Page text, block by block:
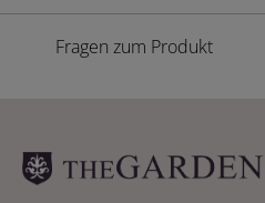
Fragen zum Produkt